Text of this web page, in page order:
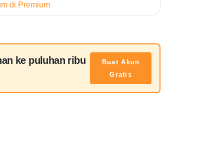
di Premium
ke puluhan ribu
Buat Akun
Gratis